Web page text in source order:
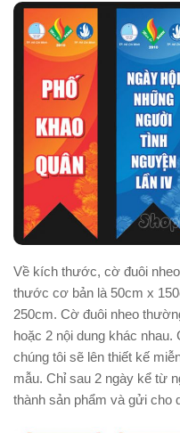
Về kích thước, cờ đuôi
thước cơ bản là 50cm x
250cm. Cờ đuôi nheo
hoặc 2 nội dung khác
chúng tôi sẽ lên thiết kế
mẫu. Chỉ sau 2 ngày kể từ
thành sản phẩm và gửi cho